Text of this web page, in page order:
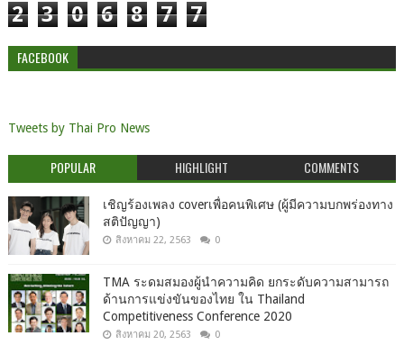
2 3 0 6 8 7 7
FACEBOOK
Tweets by Thai Pro News
POPULAR HIGHLIGHT COMMENTS
เชิญร้องเพลง coverเพื่อคนพิเศษ (ผู้มีความบกพร่องทาง
สติปัญญา)
สิงหาคม 22, 2563 0
TMA ระดมสมองผู้นำความคิด ยกระดับความสามารถ
ด้านการแข่งขันของไทย ใน Thailand
Competitiveness Conference 2020
สิงหาคม 20, 2563 0